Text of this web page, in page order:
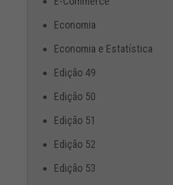
Economia
Economia e Estatística
Edição 49
Edição 50
Edição 51
Edição 52
Edição 53